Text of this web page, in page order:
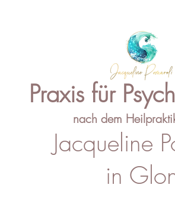
Praxis für
nach dem
Jacqueline
in